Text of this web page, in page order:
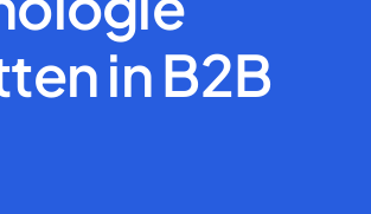
in B2B